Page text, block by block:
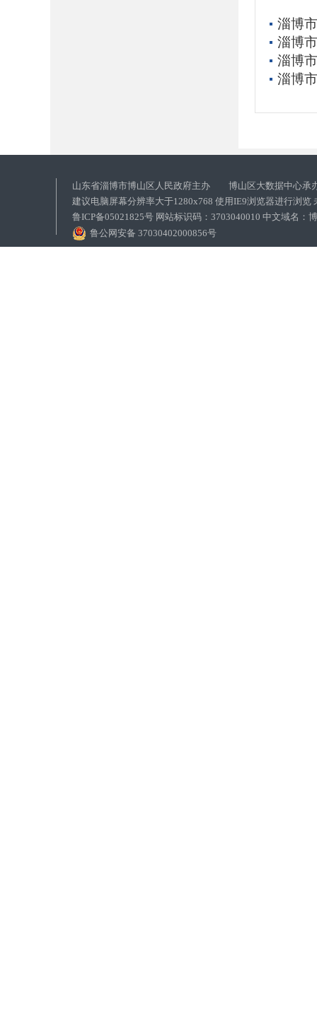
淄博
淄博
淄博
淄博
山东省淄博市博山区人民政府主办 博山区大数据中心承
建议电脑屏幕分辨率大于1280x768 使用IE9浏览器进行浏览
鲁ICP备05021825号 网站标识码：3703040010 中文域名：
鲁公网安备 37030402000856号